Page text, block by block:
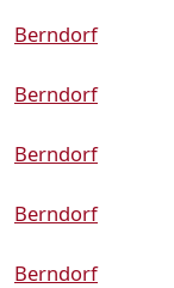
Berndorf
Berndorf
Berndorf
Berndorf
Berndorf